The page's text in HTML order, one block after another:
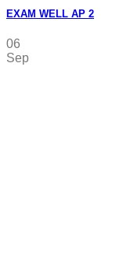
EXAM WELL AP 2
06
Sep